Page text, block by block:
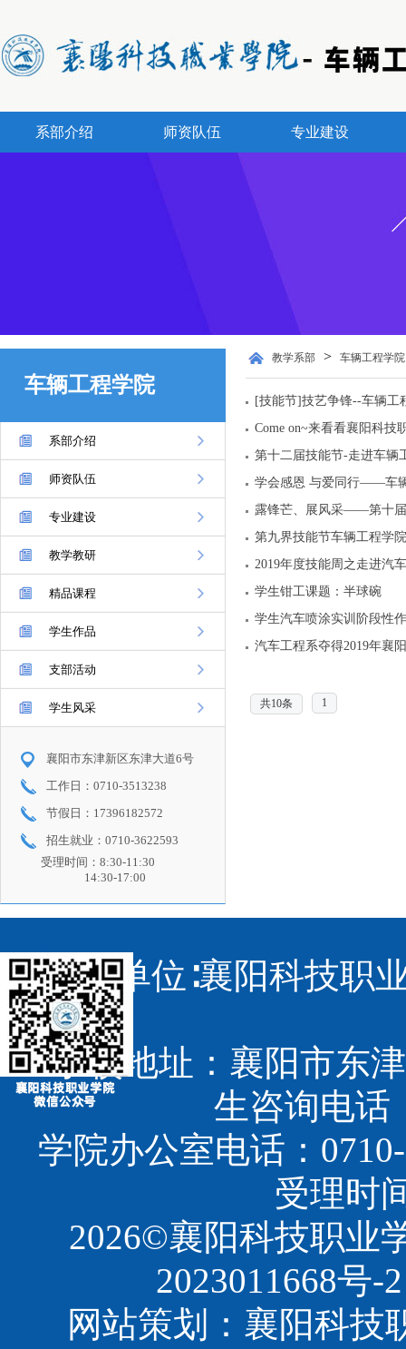
系部介绍 师资队伍 专业建设
车辆工程学院
系部介绍
师资队伍
专业建设
教学教研
精品课程
学生作品
支部活动
学生风采
襄阳市东津新区东津大道6号
工作日：0710-3513238
节假日：17396182572
招生就业：0710-3622593
受理时间：8:30-11:30
14:30-17:00
教学系部 > 车辆工程学院
[技能节]技艺争锋--车辆工
Come on~来看看襄阳科技
第十二届技能节-走进车辆
学会感恩 与爱同行——车
露锋芒、展风采——第十
第九界技能节车辆工程学
2019年度技能周之走进汽
学生钳工课题：半球碗
学生汽车喷涂实训阶段性
汽车工程系夺得2019年襄
共10条 1
主办单位∶襄阳科技
学校地址：襄阳市东
生咨询电话
学院办公室电话：
受理时
2026©襄阳科技职
2023011668号-2
网站策划：襄阳科